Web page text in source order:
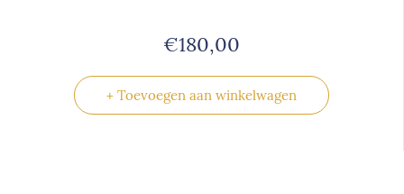
€180,00
+ Toevoegen aan winkelwagen